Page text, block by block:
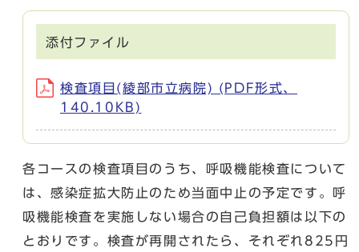
添付ファイル
検査項目(綾部市立病院) (PDF形式、
140.10KB)
各コースの検査項目のうち、呼吸機能検査について
は、感染症拡大防止のため当面中止の予定です。呼
吸機能検査を実施しない場合の自己負担額は以下の
とおりです。検査が再開されたら、それぞれ825円